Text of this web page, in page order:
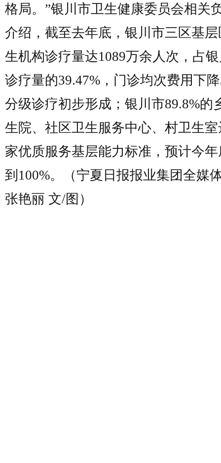
格局。”银川市卫生健康委员会相关
介绍，截至去年底，银川市三区基
生机构诊疗量达1089万余人次，占
诊疗量的39.47%，门诊均次费用下
分级诊疗初步形成；银川市89.8%的
生院、社区卫生服务中心、村卫生
家优质服务基层能力标准，预计今
到100%。（宁夏日报报业集团全媒
张艳丽 文/图）